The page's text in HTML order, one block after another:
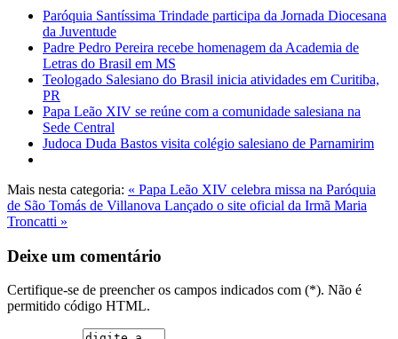
Paróquia Santíssima Trindade participa da Jornada Diocesana
da Juventude
Padre Pedro Pereira recebe homenagem da Academia de
Letras do Brasil em MS
Teologado Salesiano do Brasil inicia atividades em Curitiba,
PR
Papa Leão XIV se reúne com a comunidade salesiana na
Sede Central
Judoca Duda Bastos visita colégio salesiano de Parnamirim
Mais nesta categoria: « Papa Leão XIV celebra missa na Paróquia
de São Tomás de Villanova Lançado o site oficial da Irmã Maria
Troncatti »
Deixe um comentário
Certifique-se de preencher os campos indicados com (*). Não é
permitido código HTML.